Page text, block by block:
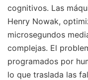
cognitivos. Las
Henry Nowak,
microsegundos
complejas. El
programados por
lo que traslada las